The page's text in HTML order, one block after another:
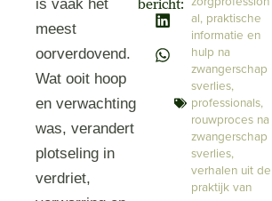
is vaak het
meest
oorverdovend.
Wat ooit hoop
en verwachting
was, verandert
plotseling in
verdriet,
bericht:
al, praktische
informatie en
hulp na
zwangerschap
sverlies,
professionals,
rouwproces na
zwangerschap
sverlies,
verhalen uit de
praktijk van